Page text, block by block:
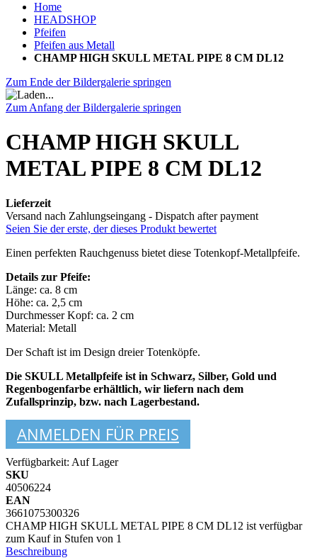
Home
HEADSHOP
Pfeifen
Pfeifen aus Metall
CHAMP HIGH SKULL METAL PIPE 8 CM DL12
Zum Ende der Bildergalerie springen
Zum Anfang der Bildergalerie springen
CHAMP HIGH SKULL
METAL PIPE 8 CM DL12
Lieferzeit
Versand nach Zahlungseingang - Dispatch after payment
Seien Sie der erste, der dieses Produkt bewertet
Einen perfekten Rauchgenuss bietet diese Totenkopf-Metallpfeife.
Details zur Pfeife:
Länge: ca. 8 cm
Höhe: ca. 2,5 cm
Durchmesser Kopf: ca. 2 cm
Material: Metall
Der Schaft ist im Design dreier Totenköpfe.
Die SKULL Metallpfeife ist in Schwarz, Silber, Gold und
Regenbogenfarbe erhältlich, wir liefern nach dem
Zufallsprinzip, bzw. nach Lagerbestand.
ANMELDEN FÜR PREIS
Verfügbarkeit: Auf Lager
SKU
40506224
EAN
3661075300326
CHAMP HIGH SKULL METAL PIPE 8 CM DL12 ist verfügbar
zum Kauf in Stufen von 1
Beschreibung